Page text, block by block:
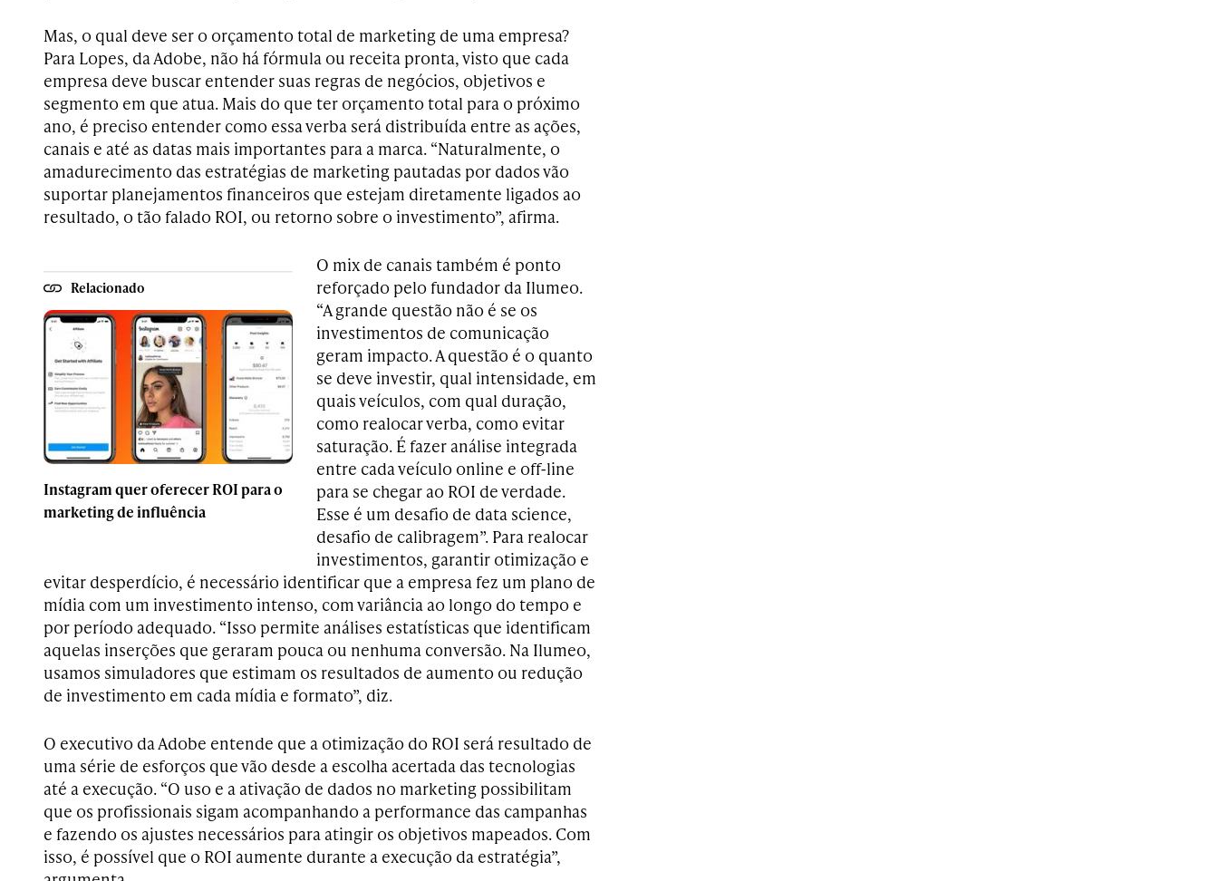
Mas, o qual deve ser o orçamento total de marketing de uma empresa?
Para Lopes, da Adobe, não há fórmula ou receita pronta, visto que cada
empresa deve buscar entender suas regras de negócios, objetivos e
segmento em que atua. Mais do que ter orçamento total para o próximo
ano, é preciso entender como essa verba será distribuída entre as ações,
canais e até as datas mais importantes para a marca. “Naturalmente, o
amadurecimento das estratégias de marketing pautadas por dados vão
suportar planejamentos financeiros que estejam diretamente ligados ao
resultado, o tão falado ROI, ou retorno sobre o investimento”, afirma.
Relacionado
Instagram quer oferecer ROI para o
marketing de influência
O mix de canais também é ponto
reforçado pelo fundador da Ilumeo.
“A grande questão não é se os
investimentos de comunicação
geram impacto. A questão é o quanto
se deve investir, qual intensidade, em
quais veículos, com qual duração,
como realocar verba, como evitar
saturação. É fazer análise integrada
entre cada veículo online e off-line
para se chegar ao ROI de verdade.
Esse é um desafio de data science,
desafio de calibragem”. Para realocar
investimentos, garantir otimização e
evitar desperdício, é necessário identificar que a empresa fez um plano de
mídia com um investimento intenso, com variância ao longo do tempo e
por período adequado. “Isso permite análises estatísticas que identificam
aquelas inserções que geraram pouca ou nenhuma conversão. Na Ilumeo,
usamos simuladores que estimam os resultados de aumento ou redução
de investimento em cada mídia e formato”, diz.
O executivo da Adobe entende que a otimização do ROI será resultado de
uma série de esforços que vão desde a escolha acertada das tecnologias
até a execução. “O uso e a ativação de dados no marketing possibilitam
que os profissionais sigam acompanhando a performance das campanhas
e fazendo os ajustes necessários para atingir os objetivos mapeados. Com
isso, é possível que o ROI aumente durante a execução da estratégia”,